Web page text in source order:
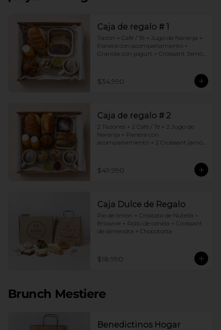
Caja de regalo # 1
Tazón + Café / Té + Jugo de Naranja +
Panera con acompañamiento +
Granola con yogurt + Croissant Jamón
$34.990
Caja de regalo # 2
2 Tazones + 2 Café / Té + 2 Jugo de
Naranja + Panera con
acompañamiento + 2 Croissant jamón
$49.990
Caja Dulce de Regalo
Pie de limón + Crostata de Nutella +
Brownie + Rollo de canela + Croissant
de almendra + Chocotorta
$18.990
Brunch Mestiere
Benedictinos Hogar